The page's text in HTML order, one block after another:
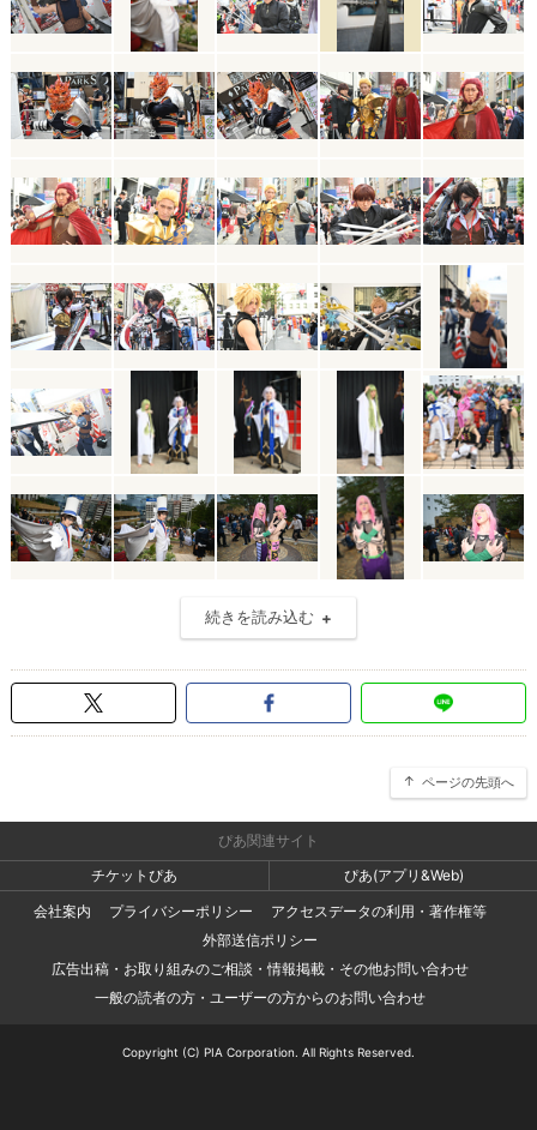
続きを読み込む
ページの先頭へ
ぴあ関連サイト
チケットぴあ
ぴあ(アプリ&Web)
会社案内
プライバシーポリシー
アクセスデータの利用・著作権等
外部送信ポリシー
広告出稿・お取り組みのご相談・情報掲載・その他お問い合わせ
一般の読者の方・ユーザーの方からのお問い合わせ
Copyright (C) PIA Corporation. All Rights Reserved.